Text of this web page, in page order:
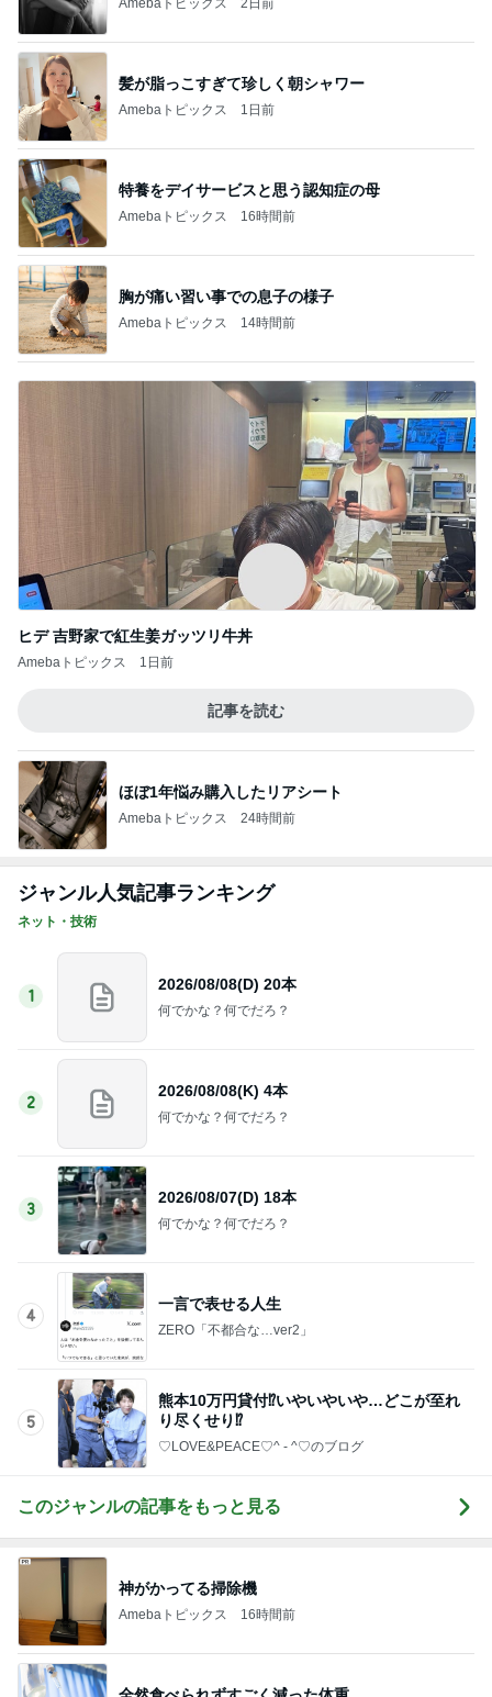
髪が脂っこすぎて珍しく朝シャワー
Amebaトピックス 1日前
特養をデイサービスと思う認知症の母
Amebaトピックス 16時間前
胸が痛い習い事での息子の様子
Amebaトピックス 14時間前
ヒデ 吉野家で紅生姜ガッツリ牛丼
Amebaトピックス 1日前
記事を読む
ほぼ1年悩み購入したリアシート
Amebaトピックス 24時間前
ジャンル人気記事ランキング
ネット・技術
1
2026/08/08(D) 20本
何でかな？何でだろ？
2
2026/08/08(K) 4本
何でかな？何でだろ？
3
2026/08/07(D) 18本
何でかな？何でだろ？
4
一言で表せる人生
ZERO「不都合な…ver2」
5
熊本10万円貸付⁉️いやいやいや…どこが至れ
り尽くせり⁉️
♡LOVE&PEACE♡^ - ^♡のブログ
このジャンルの記事をもっと見る
神がかってる掃除機
Amebaトピックス 16時間前